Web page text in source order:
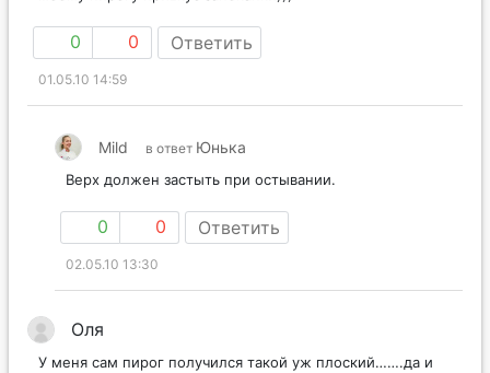
0 0 Ответить
01.05.10 14:59
Mild в ответ Юнька
Верх должен застыть при остывании.
0 0 Ответить
02.05.10 13:30
Оля
У меня сам пирог получился такой уж плоский…….да и